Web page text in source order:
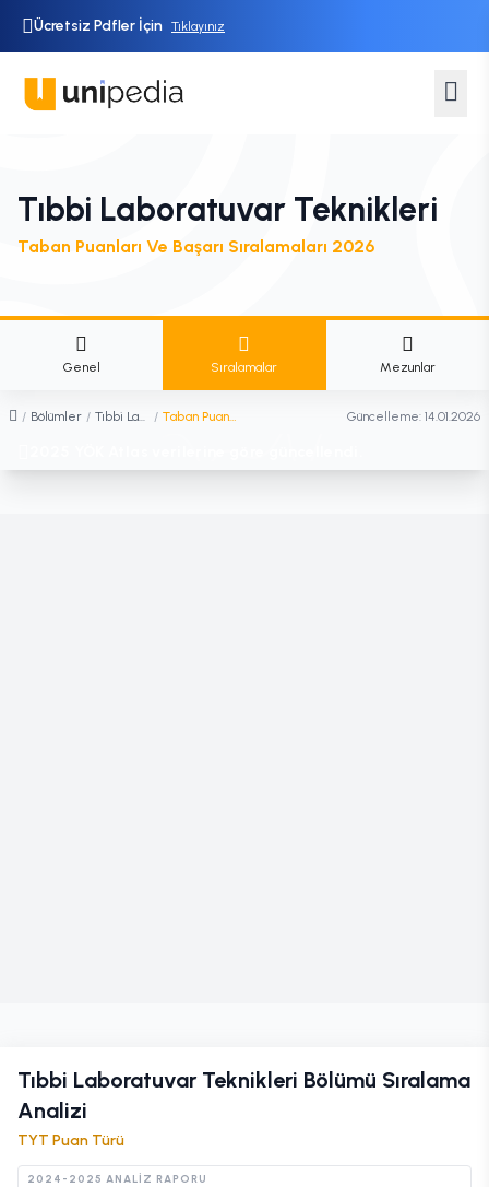
Ücretsiz Pdfler İçin Tıklayınız
Tıbbi Laboratuvar Teknikleri
Taban Puanları Ve Başarı Sıralamaları 2026
Genel Sıralamalar Mezunlar
/ Bölümler / Tıbbi Laboratuvar Teknikleri / Taban Puanları ve Sıralamaları Güncelleme: 14.01.2026
Tıbbi Laboratuvar Teknikleri Bölümü Sıralama
Analizi
TYT Puan Türü
2024-2025 ANALIZ RAPORU